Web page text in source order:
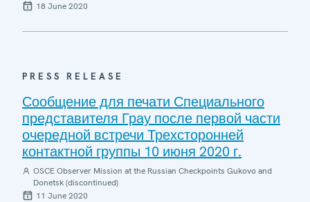
18 June 2020
PRESS RELEASE
Сообщение для печати Специального
представителя Грау после первой части
очередной встречи Трехсторонней
контактной группы 10 июня 2020 г.
OSCE Observer Mission at the Russian Checkpoints Gukovo and
Donetsk (discontinued)
11 June 2020